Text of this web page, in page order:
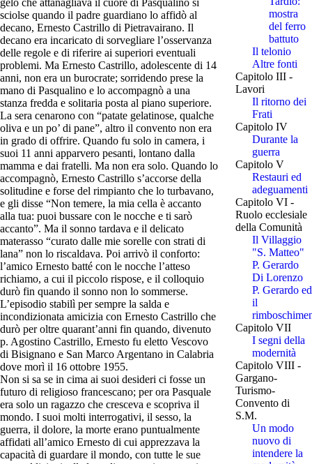
gelo che attanagliava il cuore di Pasqualino si
sciolse quando il padre guardiano lo affidò al
decano, Ernesto Castrillo di Pietravairano. Il
decano era incaricato di sorvegliare l’osservanza
delle regole e di riferire ai superiori eventuali
problemi. Ma Ernesto Castrillo, adolescente di 14
anni, non era un burocrate; sorridendo prese la
mano di Pasqualino e lo accompagnò a una
stanza fredda e solitaria posta al piano superiore.
La sera cenarono con “patate gelatinose, qualche
oliva e un po’ di pane”, altro il convento non era
in grado di offrire. Quando fu solo in camera, i
suoi 11 anni apparvero pesanti, lontano dalla
mamma e dai fratelli. Ma non era solo. Quando lo
accompagnò, Ernesto Castrillo s’accorse della
solitudine e forse del rimpianto che lo turbavano,
e gli disse “Non temere, la mia cella è accanto
alla tua: puoi bussare con le nocche e ti sarò
accanto”. Ma il sonno tardava e il delicato
materasso “curato dalle mie sorelle con strati di
lana” non lo riscaldava. Poi arrivò il conforto:
l’amico Ernesto batté con le nocche l’atteso
richiamo, a cui il piccolo rispose, e il colloquio
durò fin quando il sonno non lo sommerse.
L’episodio stabilì per sempre la salda e
incondizionata amicizia con Ernesto Castrillo che
durò per oltre quarant’anni fin quando, divenuto
p. Agostino Castrillo, Ernesto fu eletto Vescovo
di Bisignano e San Marco Argentano in Calabria
dove morì il 16 ottobre 1955.
Non si sa se in cima ai suoi desideri ci fosse un
futuro di religioso francescano; per ora Pasquale
era solo un ragazzo che cresceva e scopriva il
mondo. I suoi molti interrogativi, il sesso, la
guerra, il dolore, la morte erano puntualmente
affidati all’amico Ernesto di cui apprezzava la
capacità di guardare il mondo, con tutte le sue
mostra
del ferro
battuto
Il telonio
Altre fonti
Capitolo III -
Lavori
Il ritorno dei
Frati
Capitolo IV
Durante la
guerra
Capitolo V
Restauri ed
adeguamenti
Capitolo VI -
Ruolo ecclesiale
della Comunità
Il Villaggio
"S. Matteo"
P. Gerardo
Di Lorenzo
P. Gerardo ed
il
Capitolo VII
I segni della
modernità
Capitolo VIII -
Gargano-
Turismo-
Convento di
S.M.
Un modo
nuovo di
intendere la